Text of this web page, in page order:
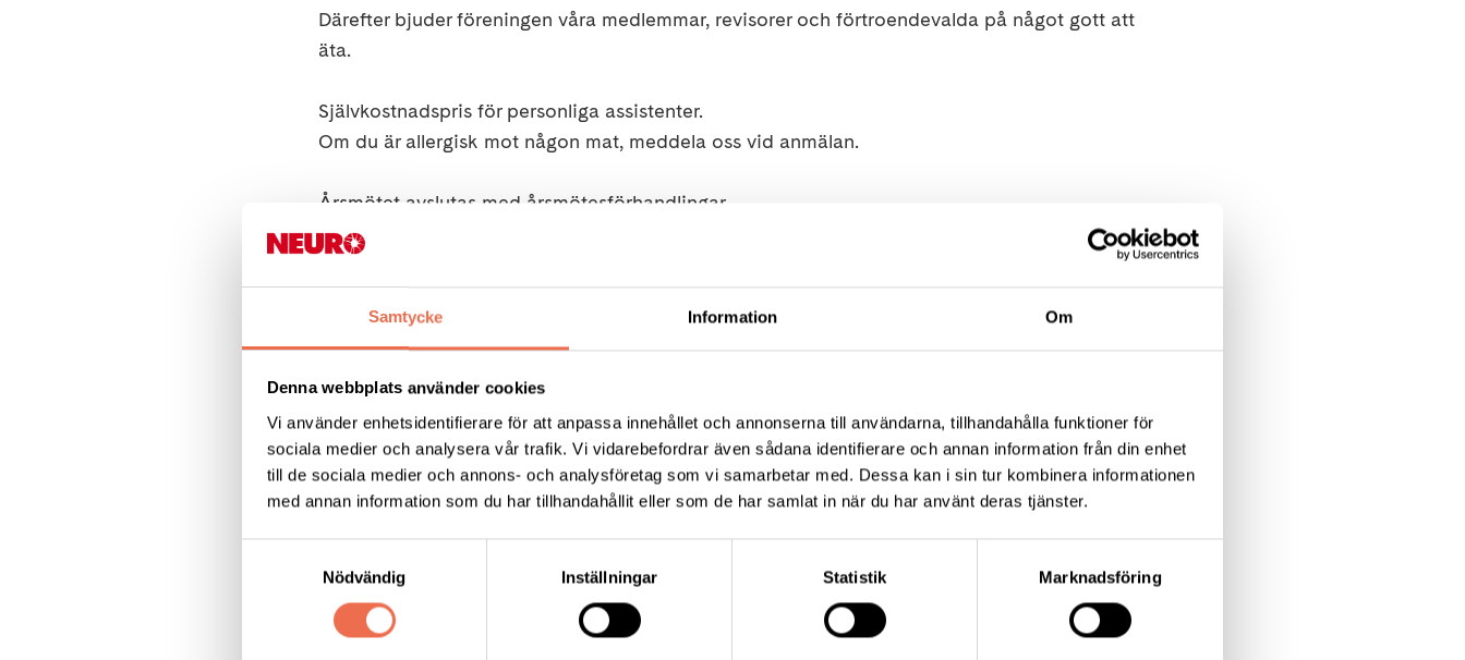
Samtycke Information Om
Denna webbplats använder cookies
Vi använder enhetsidentifierare för att anpassa innehållet och annonserna till användarna, tillhandahålla funktioner för
sociala medier och analysera vår trafik. Vi vidarebefordrar även sådana identifierare och annan information från din enhet
till de sociala medier och annons- och analysföretag som vi samarbetar med. Dessa kan i sin tur kombinera informationen
med annan information som du har tillhandahållit eller som de har samlat in när du har använt deras tjänster.
Nödvändig
Inställningar Statistik Marknadsföring
Därefter bjuder föreningen våra medlemmar, revisorer och förtroendevalda på något gott att
äta.
Självkostnadspris för personliga assistenter.
Om du är allergisk mot någon mat, meddela oss vid anmälan.
Årsmötet avslutas med årsmötesförhandlingar.
Ylva Kvillet 0760 - 26 00 14
exp. tel. 0702 - 30 11 53 tisdagar kl. 10.00-12.00.
eller genom att fylla i formuläret nedan
VÄLKOMNA!
Verksamhetsberättelse 2023